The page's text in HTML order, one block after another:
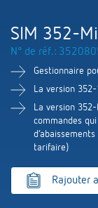
Aérez
de Theben
BIM-
Design
Demande
Quantum
Aide au Choix
SIM 352-
N° de réf.:
Gestionnaire
La version
La version
commandes
tarifaire)
Rajouter